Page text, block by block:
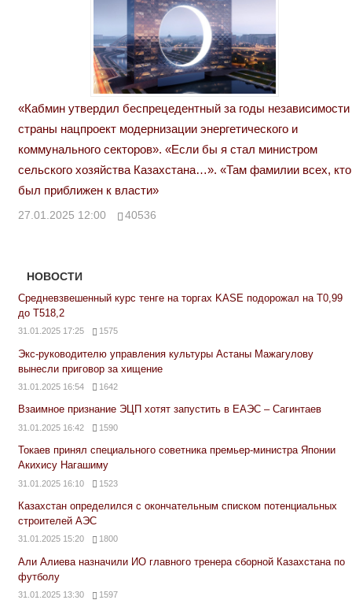
«Кабмин утвердил беспрецедентный за годы независимости
страны нацпроект модернизации энергетического и
коммунального секторов». «Если бы я стал министром
сельского хозяйства Казахстана…». «Там фамилии всех, кто
был приближен к власти»
27.01.2025 12:00 40536
НОВОСТИ
Средневзвешенный курс тенге на торгах KASE подорожал на Т0,99
до Т518,2
31.01.2025 17:25 1575
Экс-руководителю управления культуры Астаны Мажагулову
вынесли приговор за хищение
31.01.2025 16:54 1642
Взаимное признание ЭЦП хотят запустить в ЕАЭС – Сагинтаев
31.01.2025 16:42 1590
Токаев принял специального советника премьер-министра Японии
Акихису Нагашиму
31.01.2025 16:10 1523
Казахстан определился с окончательным списком потенциальных
строителей АЭС
31.01.2025 15:20 1800
Али Алиева назначили ИО главного тренера сборной Казахстана по
футболу
31.01.2025 13:30 1597